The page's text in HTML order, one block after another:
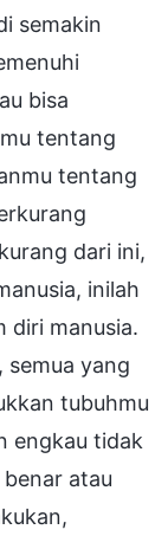
semakin
bisa
tentang
tentang
dari ini,
inilah
diri manusia.
semua yang
tubuhmu
engkau tidak
atau